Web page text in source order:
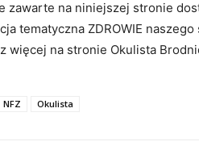
zawarte na niniejszej stronie
tematyczna ZDROWIE
więcej na stronie Okulista
NFZ Okulista